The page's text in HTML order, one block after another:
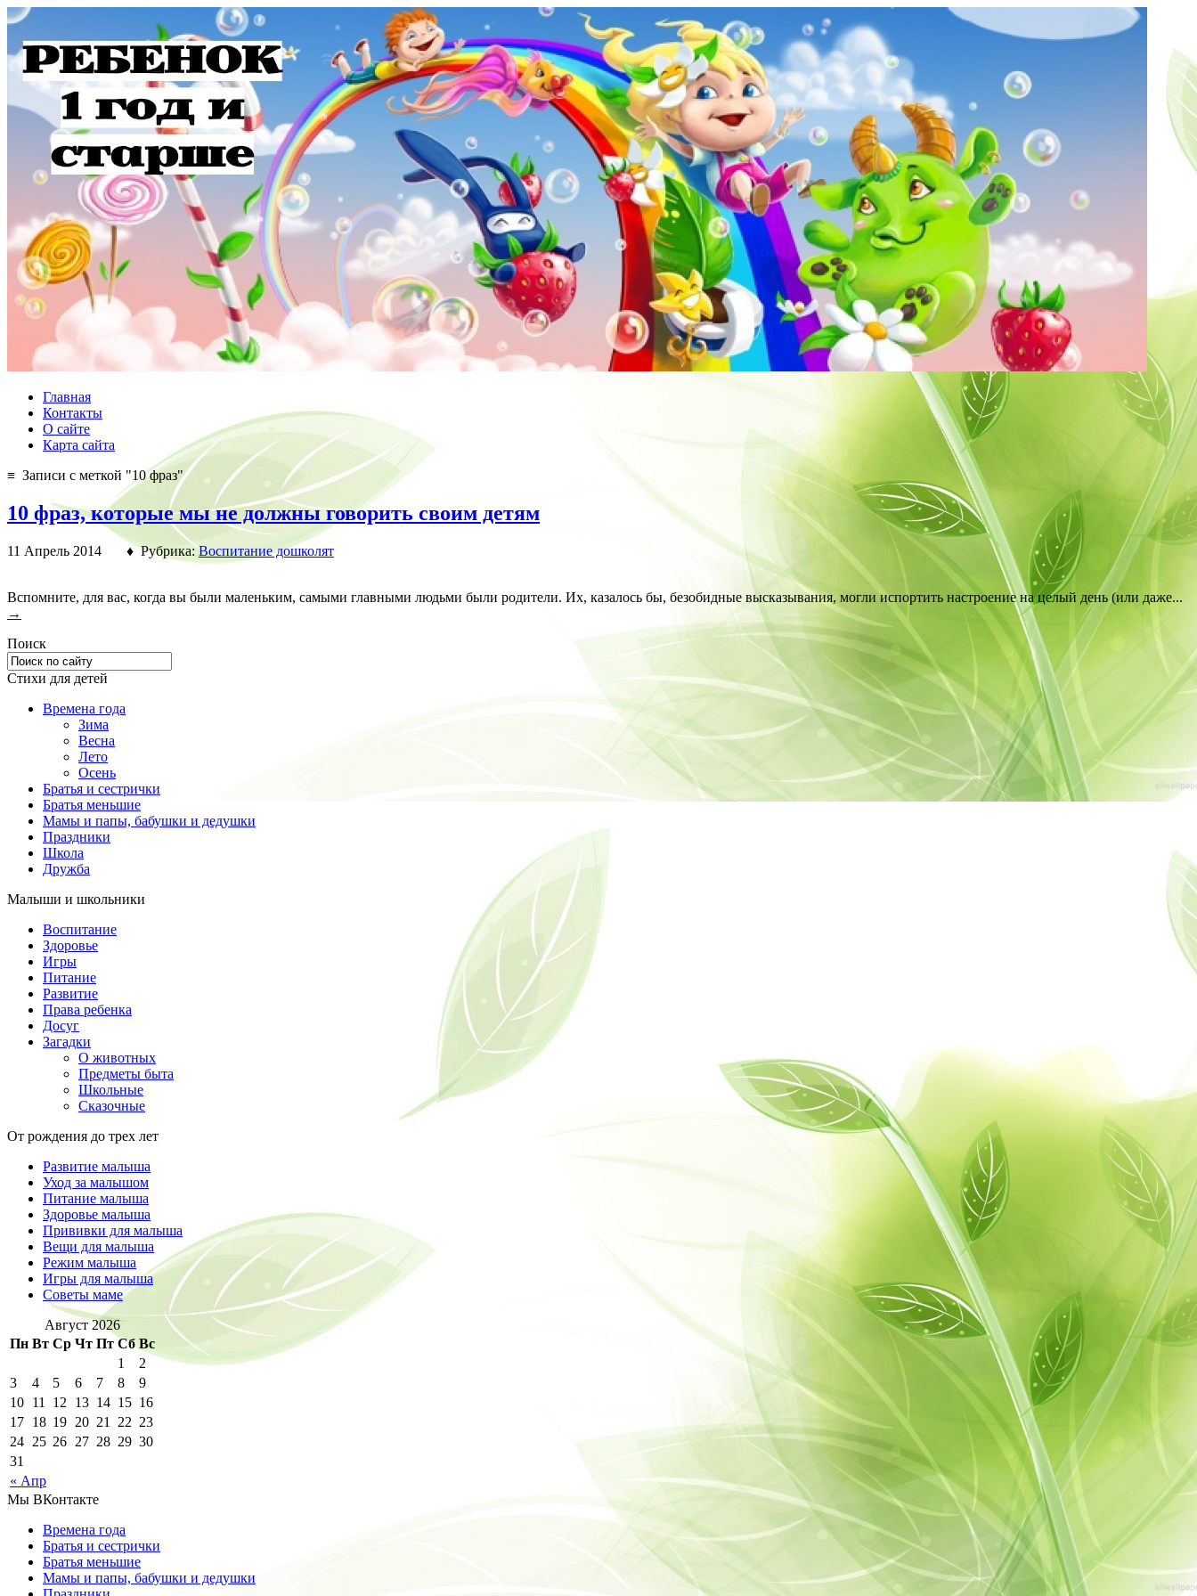
Главная
Контакты
О сайте
Карта сайта
≡ Записи с меткой "10 фраз"
10 фраз, которые мы не должны говорить своим детям
11 Апрель 2014 ♦ Рубрика:Воспитание дошколят
Вспомните, для вас, когда вы были маленьким, самыми главными людьми были родители. Их, казалось бы, безобидные высказывания, могли испортить настроение на целый день (или даже...
→
Поиск
Стихи для детей
Времена года
Зима
Весна
Лето
Осень
Братья и сестрички
Братья меньшие
Мамы и папы, бабушки и дедушки
Праздники
Школа
Дружба
Малыши и школьники
Воспитание
Здоровье
Игры
Питание
Развитие
Права ребенка
Досуг
Загадки
О животных
Предметы быта
Школьные
Сказочные
От рождения до трех лет
Развитие малыша
Уход за малышом
Питание малыша
Здоровье малыша
Прививки для малыша
Вещи для малыша
Режим малыша
Игры для малыша
Советы маме
Август 2026
Пн Вт Ср Чт Пт Сб Вс
« Апр
1
2
3
4 5 6 7 8
9
10 11 12 13 14 15 16
17 18 19 20 21 22 23
24 25 26 27 28 29 30
31
Мы ВКонтакте
Времена года
Братья и сестрички
Братья меньшие
Мамы и папы, бабушки и дедушки